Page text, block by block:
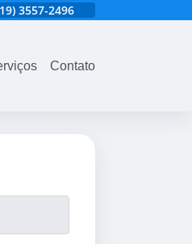
3557-2496
Contato